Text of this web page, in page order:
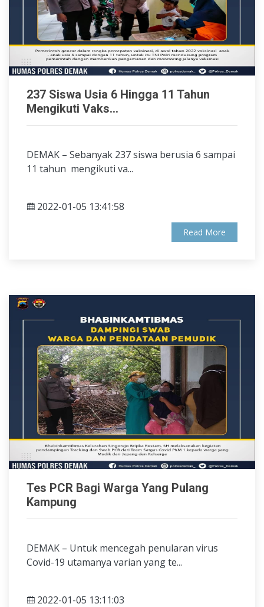
237 Siswa Usia 6 Hingga 11 Tahun
Mengikuti Vaks...
DEMAK – Sebanyak 237 siswa berusia 6 sampai
11 tahun mengikuti va...
2022-01-05 13:41:58
Read More
Tes PCR Bagi Warga Yang Pulang
Kampung
DEMAK – Untuk mencegah penularan virus
Covid-19 utamanya varian yang te...
2022-01-05 13:11:03